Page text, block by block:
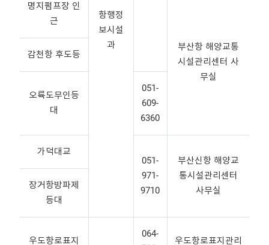
항행정
보시설
과
명지펌프장 인
근
부산항 해양교통
시설관리센터 사
무실
감천항 후도등
오륙도무인등
대
051-
609-
6360
가덕대교
051-
971-
9710
부산신항 해양교
통시설관리센터
사무실
장거항방파제
등대
우도항로표지
064-
우도항로표지관리